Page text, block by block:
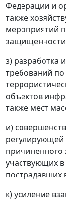
Федерации и
также
мероприятий
защищенности
з) разработка
требований
объектов
также мест
и)
причиненного
участвующих
пострадавших
к) усиление